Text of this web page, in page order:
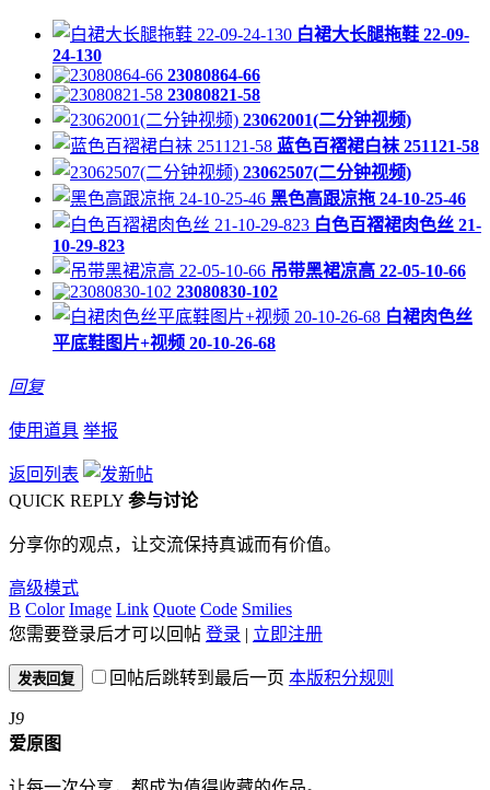
白裙大长腿拖鞋 22-09-
24-130
23080864-66
23080821-58
23062001(二分钟视频)
蓝色百褶裙白袜 251121-58
23062507(二分钟视频)
黑色高跟凉拖 24-10-25-46
白色百褶裙肉色丝 21-
10-29-823
吊带黑裙凉高 22-05-10-66
23080830-102
白裙肉色丝
平底鞋图片+视频 20-10-26-68
回复
使用道具 举报
返回列表
QUICK REPLY 参与讨论
分享你的观点，让交流保持真诚而有价值。
高级模式
B Color Image Link Quote Code Smilies
您需要登录后才可以回帖 登录 | 立即注册
发表回复 回帖后跳转到最后一页 本版积分规则
J9
爱原图